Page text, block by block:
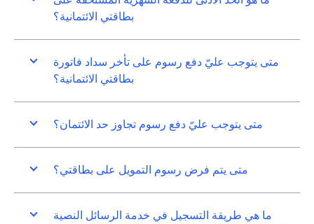
بطاقتي الائتمانية؟
متى يتوجب عليّ دفع رسوم على تأخر سداد فاتورة
بطاقتي الائتمانية؟
متى يتوجب عليّ دفع رسوم تجاوز حد الائتمان؟
متى يتم فرض رسوم التمويل على بطاقتي؟
ما هي طريقة التسجيل في خدمة الرسائل النصية